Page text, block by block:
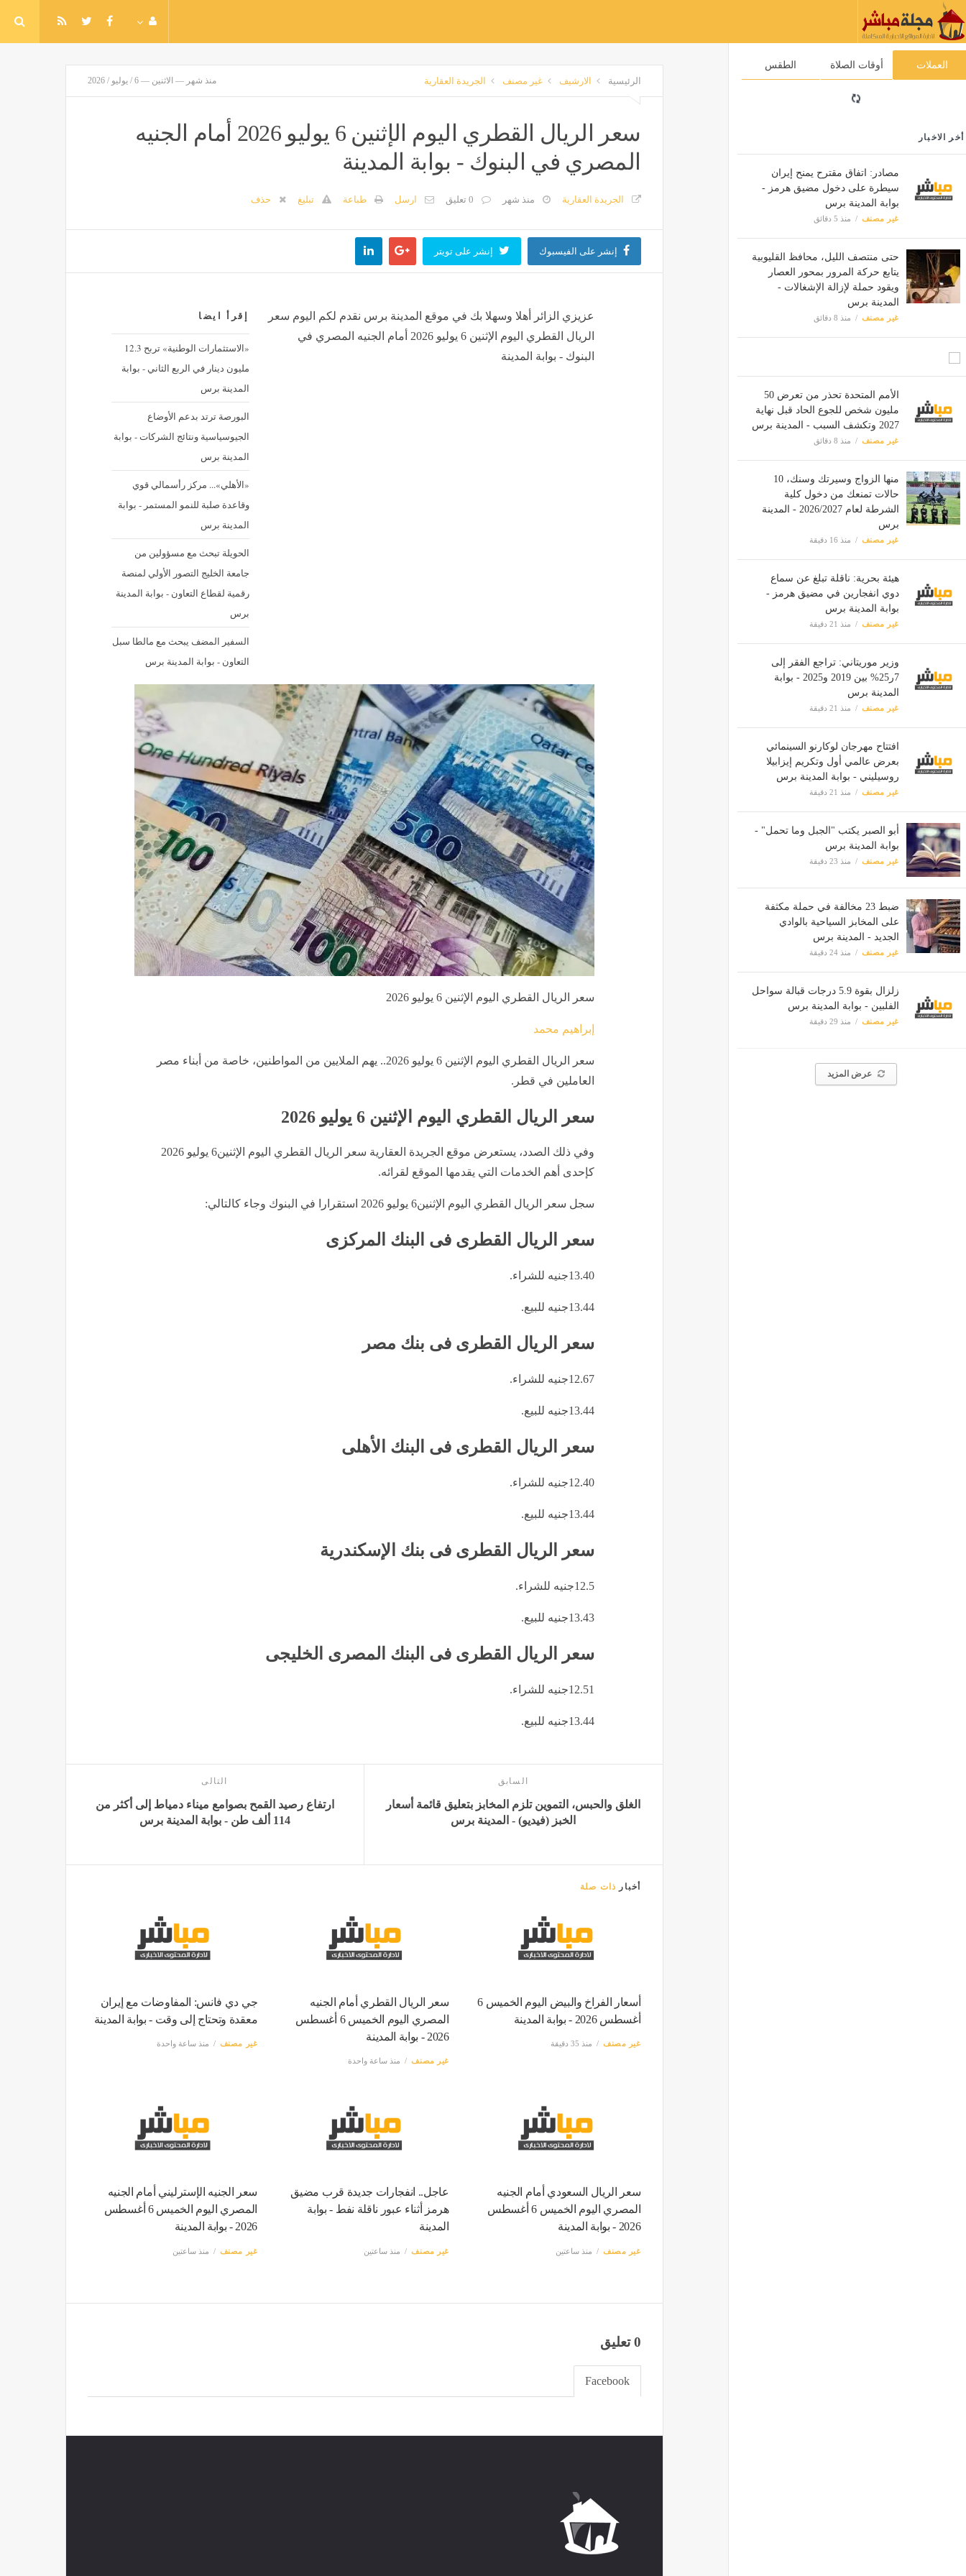
العملات أوقات الصلاة الطقس
أخر الاخبار
مصادر: اتفاق مقترح يمنح إيران
سيطرة على دخول مضيق هرمز -
بوابة المدينة برس
غير مصنف منذ 5 دقائق
حتى منتصف الليل، محافظ القليوبية
يتابع حركة المرور بمحور العصار
ويقود حملة لإزالة الإشغالات -
المدينة برس
غير مصنف منذ 8 دقائق
الأمم المتحدة تحذر من تعرض 50
مليون شخص للجوع الحاد قبل نهاية
2027 وتكشف السبب - المدينة برس
غير مصنف منذ 8 دقائق
منها الزواج وسيرتك وسنك، 10
حالات تمنعك من دخول كلية
الشرطة لعام 2026/2027 - المدينة
برس
غير مصنف منذ 16 دقيقة
هيئة بحرية: ناقلة تبلغ عن سماع
دوي انفجارين في مضيق هرمز -
بوابة المدينة برس
غير مصنف منذ 21 دقيقة
وزير موريتاني: تراجع الفقر إلى
7ر25% بين 2019 و2025 - بوابة
المدينة برس
غير مصنف منذ 21 دقيقة
افتتاح مهرجان لوكارنو السينمائي
بعرض عالمي أول وتكريم إيزابيلا
روسيليني - بوابة المدينة برس
غير مصنف منذ 21 دقيقة
أبو الصبر يكتب "الجبل وما تحمل" -
بوابة المدينة برس
غير مصنف منذ 23 دقيقة
ضبط 23 مخالفة في حملة مكثفة
على المخابز السياحية بالوادي
الجديد - المدينة برس
غير مصنف منذ 24 دقيقة
زلزال بقوة 5.9 درجات قبالة سواحل
الفلبين - بوابة المدينة برس
غير مصنف منذ 29 دقيقة
عرض المزيد
الرئيسية الارشيف غير مصنف الجريدة العقارية منذ شهر — الاثنين — 6 / يوليو / 2026
سعر الريال القطري اليوم الإثنين 6 يوليو 2026 أمام الجنيه
المصري في البنوك - بوابة المدينة
الجريدة العقارية منذ شهر 0 تعليق ارسل طباعة تبليغ حذف
إنشر على الفيسبوك إنشر على تويتر
إقرأ ايضا
«الاستثمارات الوطنية» تربح 12.3
مليون دينار في الربع الثاني - بوابة
المدينة برس
البورصة ترتد بدعم الأوضاع
الجيوسياسية ونتائج الشركات - بوابة
المدينة برس
«الأهلي»... مركز رأسمالي قوي
وقاعدة صلبة للنمو المستمر - بوابة
المدينة برس
الحويلة تبحث مع مسؤولين من
جامعة الخليج التصور الأولي لمنصة
رقمية لقطاع التعاون - بوابة المدينة
برس
السفير المضف يبحث مع مالطا سبل
التعاون - بوابة المدينة برس
عزيزي الزائر أهلا وسهلا بك في موقع المدينة برس نقدم لكم اليوم سعر
الريال القطري اليوم الإثنين 6 يوليو 2026 أمام الجنيه المصري في
البنوك - بوابة المدينة
سعر الريال القطري اليوم الإثنين 6 يوليو 2026
إبراهيم محمد
سعر الريال القطري اليوم الإثنين 6 يوليو 2026.. يهم الملايين من المواطنين، خاصة من أبناء مصر
العاملين في قطر.
سعر الريال القطري اليوم الإثنين 6 يوليو 2026
وفي ذلك الصدد، يستعرض موقع الجريدة العقارية سعر الريال القطري اليوم الإثنين6 يوليو 2026
كإحدى أهم الخدمات التي يقدمها الموقع لقرائه.
سجل سعر الريال القطري اليوم الإثنين6 يوليو 2026 استقرارا في البنوك وجاء كالتالي:
سعر الريال القطرى فى البنك المركزى
13.40جنيه للشراء.
13.44جنيه للبيع.
سعر الريال القطرى فى بنك مصر
12.67جنيه للشراء.
13.44جنيه للبيع.
سعر الريال القطرى فى البنك الأهلى
12.40جنيه للشراء.
13.44جنيه للبيع.
سعر الريال القطرى فى بنك الإسكندرية
12.5جنيه للشراء.
13.43جنيه للبيع.
سعر الريال القطرى فى البنك المصرى الخليجى
12.51جنيه للشراء.
13.44جنيه للبيع.
السابق
الغلق والحبس، التموين تلزم المخابز بتعليق قائمة أسعار
الخبز (فيديو) - المدينة برس
التالى
ارتفاع رصيد القمح بصوامع ميناء دمياط إلى أكثر من
114 ألف طن - بوابة المدينة برس
أخبار ذات صلة
أسعار الفراخ والبيض اليوم الخميس 6
أغسطس 2026 - بوابة المدينة
غير مصنف منذ 35 دقيقة
سعر الريال القطري أمام الجنيه
المصري اليوم الخميس 6 أغسطس
2026 - بوابة المدينة
غير مصنف منذ ساعة واحدة
جي دي فانس: المفاوضات مع إيران
معقدة وتحتاج إلى وقت - بوابة المدينة
غير مصنف منذ ساعة واحدة
سعر الريال السعودي أمام الجنيه
المصري اليوم الخميس 6 أغسطس
2026 - بوابة المدينة
غير مصنف منذ ساعتين
عاجل.. انفجارات جديدة قرب مضيق
هرمز أثناء عبور ناقلة نفط - بوابة
المدينة
غير مصنف منذ ساعتين
سعر الجنيه الإسترليني أمام الجنيه
المصري اليوم الخميس 6 أغسطس
2026 - بوابة المدينة
غير مصنف منذ ساعتين
0 تعليق
Facebook